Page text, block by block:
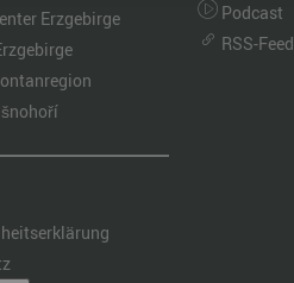
Erzgebirge
Podcast
RSS-Feed